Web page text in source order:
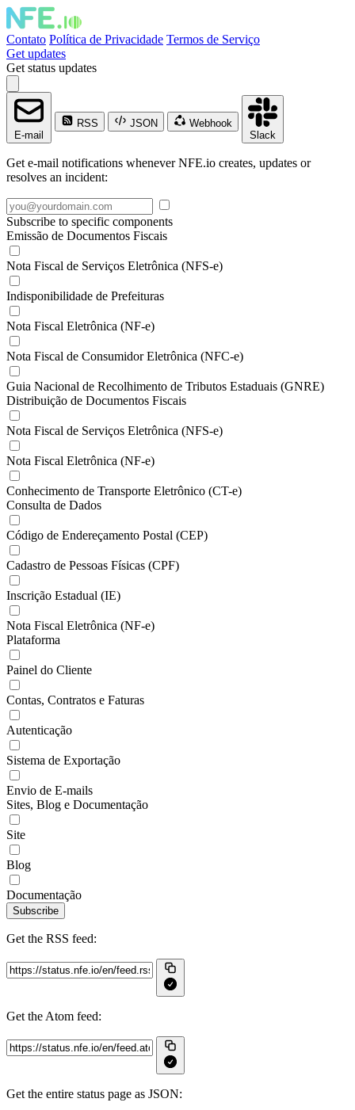
Contato Política de Privacidade Termos de Serviço
Get updates
Get status updates
E-mail
RSS JSON
Webhook
Slack
Get e-mail notifications whenever NFE.io creates, updates or
resolves an incident:
Subscribe to specific components
Emissão de Documentos Fiscais
Nota Fiscal de Serviços Eletrônica (NFS-e)
Indisponibilidade de Prefeituras
Nota Fiscal Eletrônica (NF-e)
Nota Fiscal de Consumidor Eletrônica (NFC-e)
Guia Nacional de Recolhimento de Tributos Estaduais (GNRE)
Distribuição de Documentos Fiscais
Nota Fiscal de Serviços Eletrônica (NFS-e)
Nota Fiscal Eletrônica (NF-e)
Conhecimento de Transporte Eletrônico (CT-e)
Consulta de Dados
Código de Endereçamento Postal (CEP)
Cadastro de Pessoas Físicas (CPF)
Inscrição Estadual (IE)
Nota Fiscal Eletrônica (NF-e)
Plataforma
Painel do Cliente
Contas, Contratos e Faturas
Autenticação
Sistema de Exportação
Envio de E-mails
Sites, Blog e Documentação
Site
Blog
Documentação
Subscribe
Get the RSS feed:
Get the Atom feed:
Get the entire status page as JSON: